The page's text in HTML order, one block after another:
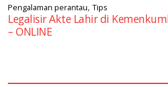
Pengalaman perantau,Tips
Legalisir Akte Lahir di
– ONLINE